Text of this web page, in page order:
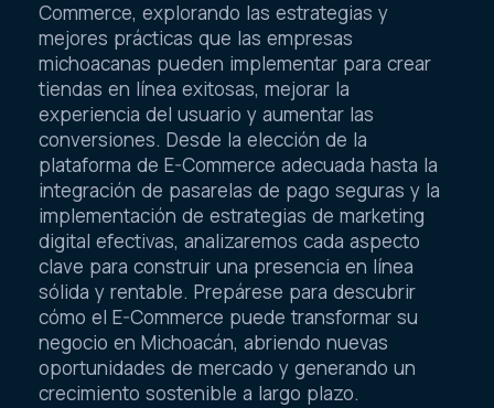
Commerce, explorando las estrategias y
mejores prácticas que las empresas
michoacanas pueden implementar para crear
tiendas en línea exitosas, mejorar la
experiencia del usuario y aumentar las
conversiones. Desde la elección de la
plataforma de E-Commerce adecuada hasta la
integración de pasarelas de pago seguras y la
implementación de estrategias de marketing
digital efectivas, analizaremos cada aspecto
clave para construir una presencia en línea
sólida y rentable. Prepárese para descubrir
cómo el E-Commerce puede transformar su
negocio en Michoacán, abriendo nuevas
oportunidades de mercado y generando un
crecimiento sostenible a largo plazo.